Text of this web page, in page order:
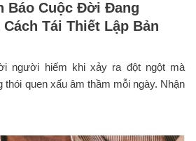
Báo Cuộc Đời Đang
Tái Thiết Lập Bản
người hiếm khi xảy ra đột ngột mà
quen xấu âm thầm mỗi ngày. Nhận